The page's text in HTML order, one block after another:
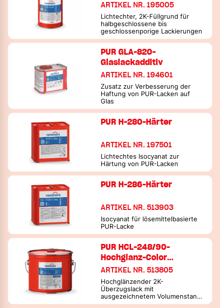
ARTIKEL NR. 195005
Lichtechter, 2K-Füllgrund für
halbgeschlossene bis
geschlossenporige Lackierungen
PUR GLA-820-
Glaslackadditiv
ARTIKEL NR. 194601
Zusatz zur Verbesserung der
Haftung von PUR-Lacken auf
Glas
PUR H-280-Härter
ARTIKEL NR. 197501
Lichtechtes Isocyanat zur
Härtung von PUR-Lacken
PUR H-286-Härter
ARTIKEL NR. 513903
Isocyanat für lösemittelbasierte
PUR-Lacke
PUR HCL-248/90-
Hochglanz-Color…
ARTIKEL NR. 513805
Hochglänzender 2K-
Überzugslack mit
ausgezeichnetem Volumenstand
und früher Polierbarkeit